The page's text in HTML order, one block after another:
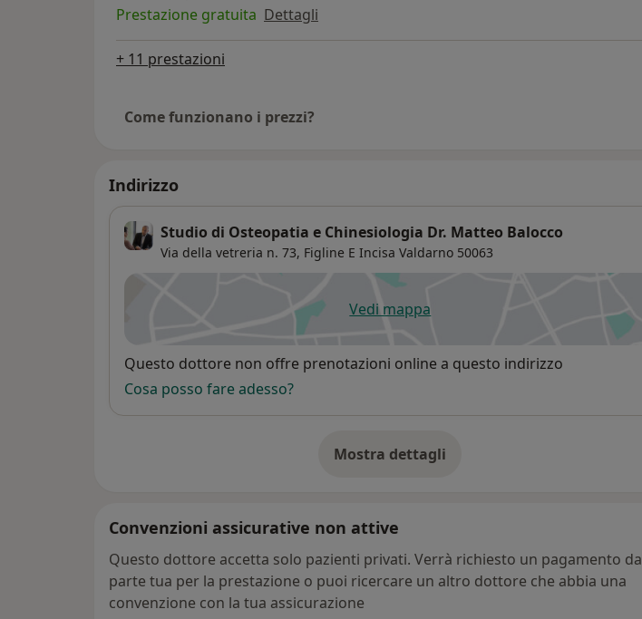
Prestazione gratuita Dettagli
+ 11 prestazioni
Come funzionano i prezzi?
Indirizzo
Studio di Osteopatia e Chinesiologia Dr. Matteo Balocco
Via della vetreria n. 73, Figline E Incisa Valdarno 50063
Vedi mappasi apre in una nuova scheda
Disponibilità
Questo dottore non offre prenotazioni online a questo indirizzo
Cosa posso fare adesso?
Mostra dettagli
sull'indirizzo
Convenzioni assicurative non attive
Questo dottore accetta solo pazienti privati. Verrà richiesto un pagamento da
parte tua per la prestazione o puoi ricercare un altro dottore che abbia una
convenzione con la tua assicurazione